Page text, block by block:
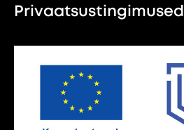
Privaatsustingimused